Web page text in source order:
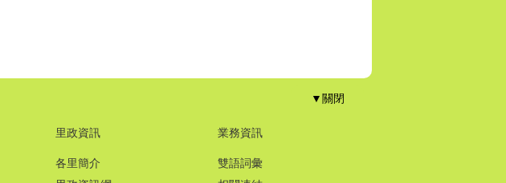
▼關閉
里政資訊
各里簡介
業務資訊
雙語詞彙